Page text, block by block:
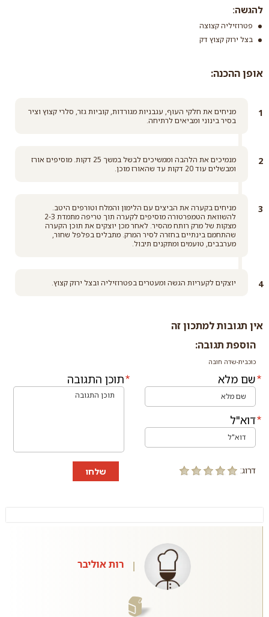
להגשה:
פטרוזיליה קצוצה
בצל ירוק קצוץ דק
אופן ההכנה:
מניחים את חלקי העוף, עגבניות מגורדות, קוביות גזר, סלרי קצוץ וציר
בסיר בינוני ומביאים לרתיחה.
מנמיכים את הלהבה וממשיכים לבשל במשך 25 דקות. מוסיפים אורז
ומבשלים עוד 20 דקות עד שהאורז מוכן.
מניחים בקערה את הביצים עם הלימון והמלח וטורפים היטב.
להשוואת הטמפרטורה מוסיפים לקערה תוך טריפה מתמדת 2-3
מצקות של מרק רותח מהסיר. לאחר מכן יוצקים את תוכן הקערה
שהתחמם בינתיים בחזרה לסיר המרק. מתבלים בפלפל שחור,
מערבבים, טועמים ומתקנים תיבול.
יוצקים לקעריות הגשה ומעטרים בפטרוזיליה ובצל ירוק קצוץ.
אין תגובות למתכון זה
הוספת תגובה:
כוכבית-שדה חובה
שם מלא
דוא"ל
תוכן התגובה
דרוג: שלחו
רות אוליבר